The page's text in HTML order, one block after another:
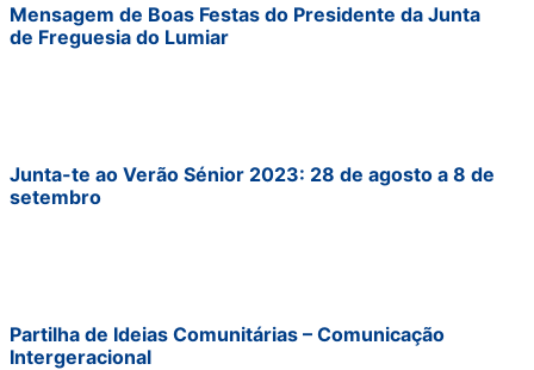
Mensagem de Boas Festas do Presidente da Junta
de Freguesia do Lumiar
Junta-te ao Verão Sénior 2023: 28 de agosto a 8 de
setembro
Partilha de Ideias Comunitárias – Comunicação
Intergeracional